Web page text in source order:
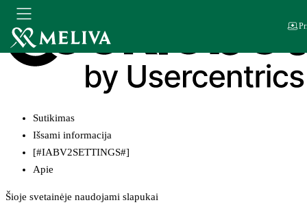
Sutikimas
Išsami informacija
[#IABV2SETTINGS#]
Apie
Šioje svetainėje naudojami slapukai